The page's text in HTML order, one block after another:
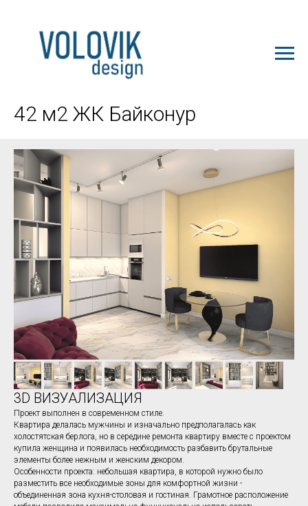
ЗАКАЗАТЬ ПРОЕКТ
42 м2 ЖК Байконур
3D ВИЗУАЛИЗАЦИЯ
Проект выполнен в современном стиле.
Квартира делалась мужчины и изначально предполагалась как
холостятская берлога, но в середине ремонта квартиру вместе с проектом
купила женщина и появилась необходимость разбавить брутальные
элементы более нежным и женским декором.
Особенности проекта: небольшая квартира, в которой нужно было
разместить все необходимые зоны для комфортной жизни -
объединенная зона кухня-столовая и гостиная. Грамотное расположение